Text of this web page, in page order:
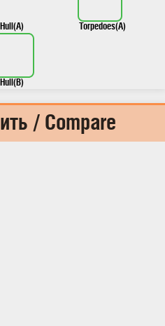
Hull(A)
Hull(B)
Torpedoes(A)
/ Compare